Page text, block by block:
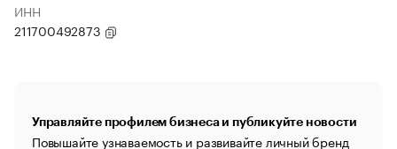
ИНН
211700492873
Управляйте профилем бизнеса и публикуйте новости
Повышайте узнаваемость и развивайте личный бренд